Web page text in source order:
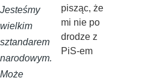
Jesteśmy
wielkim
sztandarem
narodowym.
Może
pisząc, że
mi nie po
drodze z
PiS-em